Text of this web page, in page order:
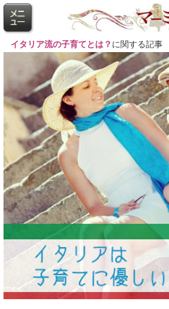
イタリア流の子育てとは？ に関する記事